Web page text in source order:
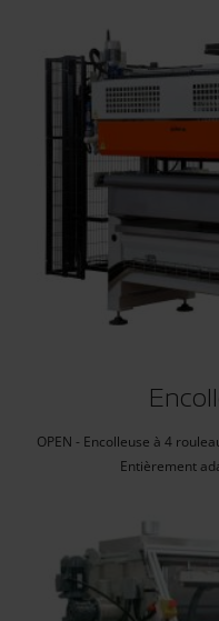
OPEN - Encolleuse à 4
Entièrement